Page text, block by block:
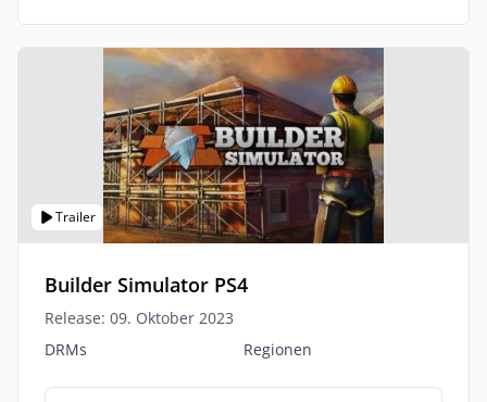
Trailer
Builder Simulator PS4
Release: 09. Oktober 2023
DRMs
Regionen